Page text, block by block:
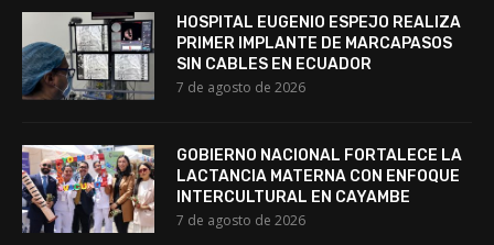
HOSPITAL EUGENIO ESPEJO REALIZA
PRIMER IMPLANTE DE MARCAPASOS
SIN CABLES EN ECUADOR
7 de agosto de 2026
GOBIERNO NACIONAL FORTALECE LA
LACTANCIA MATERNA CON ENFOQUE
INTERCULTURAL EN CAYAMBE
7 de agosto de 2026